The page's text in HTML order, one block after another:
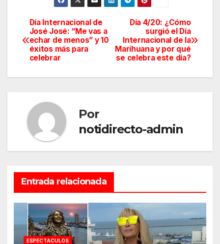
Navegación
de
Día 4/20: ¿Cómo
surgió el Día
Internacional de la
Marihuana y por qué
se celebra este día?
Día Internacional de
José José: “Me vas a
echar de menos” y 10
éxitos más para
celebrar
Por
notidirecto-admin
Entrada relacionada
ESPECTACULOS